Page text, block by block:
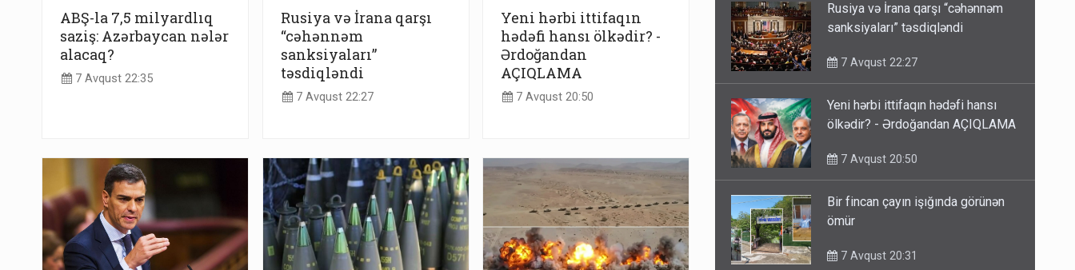
ABŞ-la 7,5 milyardlıq
saziş: Azərbaycan nələr
alacaq?
7 Avqust 22:35
Rusiya və İrana qarşı
“cəhənnəm
sanksiyaları”
təsdiqləndi
7 Avqust 22:27
Yeni hərbi ittifaqın
hədəfi hansı ölkədir? -
Ərdoğandan
AÇIQLAMA
7 Avqust 20:50
Rusiya və İrana qarşı “cəhənnəm
sanksiyaları” təsdiqləndi
7 Avqust 22:27
Yeni hərbi ittifaqın hədəfi hansı
ölkədir? - Ərdoğandan AÇIQLAMA
7 Avqust 20:50
Bir fincan çayın işığında görünən
ömür
7 Avqust 20:31